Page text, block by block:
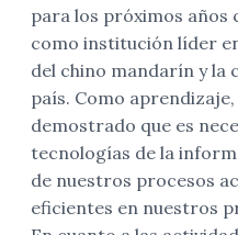
para los próximos años
como institución líder
del chino mandarín y la
país. Como
demostrado que es
tecnologías de la
de nuestros procesos
eficientes en nuestros